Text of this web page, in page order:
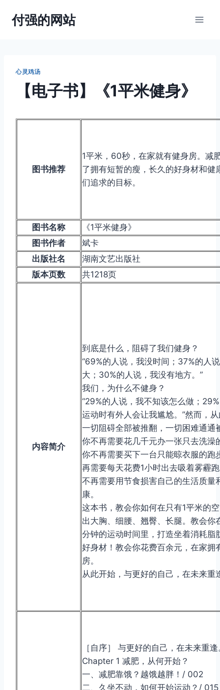
付强的网站
心灵鸡汤
【电子书】《1平米健身》
图书推荐
1平米，60秒，在家就有健身房。减
了拥有短暂的瘦，长久的好身材和健
们追求的目标。
图书名称
《1平米健身》
图书作者
斌卡
出版社名
湖南文艺出版社
版本页数
共1218页
内容简介
到底是什么，阻碍了我们健身？
“69%的人说，我没时间；37%的人
大；30%的人说，我没有地方。”
我们，为什么不健身？
“29%的人说，我不知该怎么做；
运动时有外人会让我尴尬。”然而，
一切阻碍全部被推翻，一切困难通通
你不再需要花几千元办一张只去洗澡
你不再需要买下一台只能晾衣服的跑
再需要每天花费1小时出去吸着雾霾
不再需要用节食损害自己的生活质量
康。
这本书，教会你如何在只有1平米的
出大胸、细腰、翘臀、长腿。教会你
分钟的运动时间里，打造坐着消耗脂
好身材！教会你花费百余元，在家拥
房。
从此开始，与更好的自己，在未来重
［自序］ 与更好的自己，在未来重逢
Chapter 1 减肥，从何开始？
一、减肥靠饿？越饿越胖！/ 002
二、久坐不动，如何开始运动？/ 015